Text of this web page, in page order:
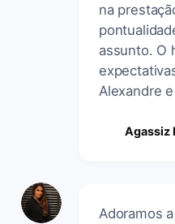
na
assunto. O
Alexandre
Agassiz
Adoramos